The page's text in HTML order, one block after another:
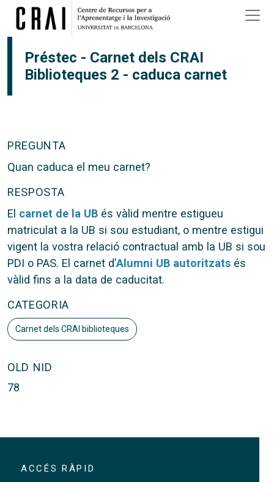
Vés al contingut
Préstec - Carnet dels CRAI
Biblioteques 2 - caduca carnet
PREGUNTA
Quan caduca el meu carnet?
RESPOSTA
El carnet de la UB és vàlid mentre estigueu
matriculat a la UB si sou estudiant, o mentre estigui
vigent la vostra relació contractual amb la UB si sou
PDI o PAS. El carnet d’Alumni UB autoritzats és
vàlid fins a la data de caducitat.
CATEGORIA
Carnet dels CRAI biblioteques
OLD NID
78
ACCÉS RÀPID